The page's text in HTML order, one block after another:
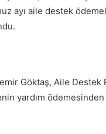
ayı aile destek
Göktaş, Aile Destek
yardım